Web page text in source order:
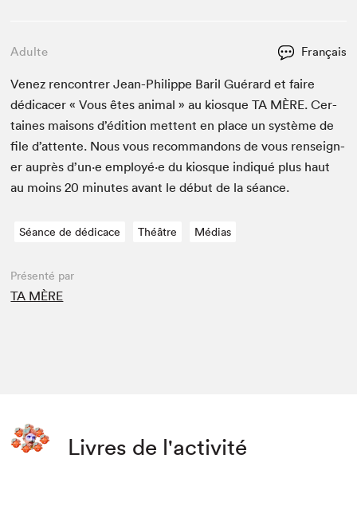
Adulte Français
Venez ren­con­tr­er Jean-Philippe Bar­il Guérard et faire
dédi­cac­er « Vous êtes ani­mal » au kiosqueTA MÈRE. Cer­
taines maisons d’édi­tion met­tent en place un sys­tème de
file d’at­tente. Nous vous recom­man­dons de vous ren­seign­
er auprès d’un·e employé·e du kiosque indiqué plus haut
au moins20 min­utes avant le début de la séance.
Séance de dédicace Théâtre Médias
Présenté par
TA MÈRE
Livres de l'activité